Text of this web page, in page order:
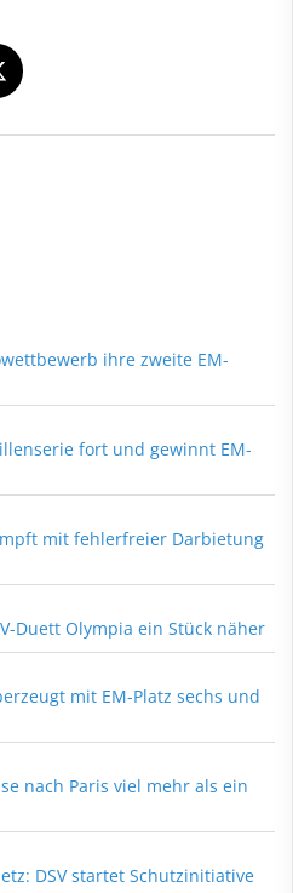
ihre zweite EM-
fort und gewinnt EM-
mit fehlerfreier Darbietung
Duett Olympia ein Stück näher
mit EM-Platz sechs und
nach Paris viel mehr als ein
DSV startet Schutzinitiative